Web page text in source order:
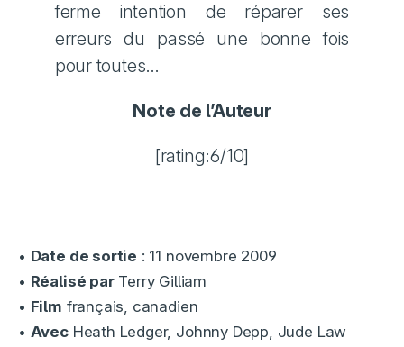
ferme intention de réparer ses
erreurs du passé une bonne fois
pour toutes…
Note de l’Auteur
[rating:6/10]
• Date de sortie : 11 novembre 2009
• Réalisé parTerry Gilliam
• Film français, canadien
• AvecHeath Ledger, Johnny Depp, Jude Law